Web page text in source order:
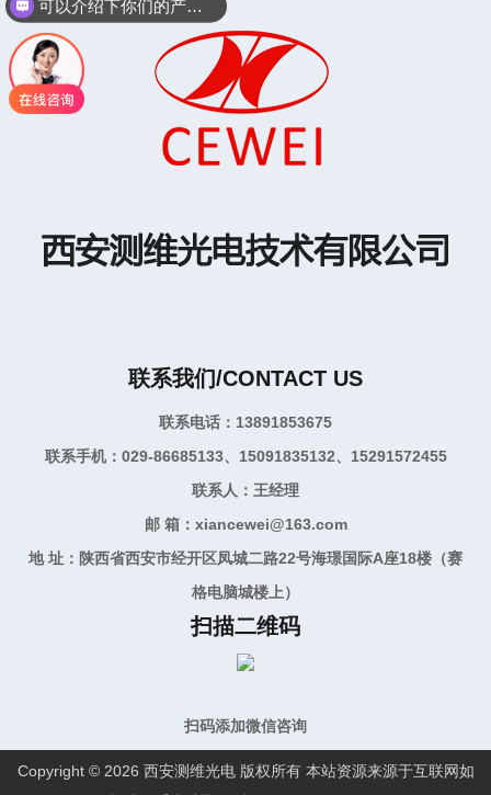
联系我们/CONTACT US
联系电话：13891853675
联系手机：029-86685133、15091835132、15291572455
联系人：王经理
邮 箱：xiancewei@163.com
地 址：陕西省西安市经开区凤城二路22号海璟国际A座18楼（赛
格电脑城楼上）
扫描二维码
扫码添加微信咨询
Copyright © 2026 西安测维光电 版权所有 本站资源来源于互联网如
可以介绍下你们的产品么？